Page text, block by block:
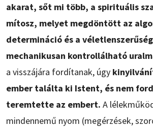
akarat, sőt mi több, a spirituális
mítosz, melyet megdöntött az
determináció és a
mechanikusan kontrollálható
a visszájára fordítanak, úgy
ember találta ki Istent, és nem
teremtette az embert. A
mindennemű nyom (megérzések,